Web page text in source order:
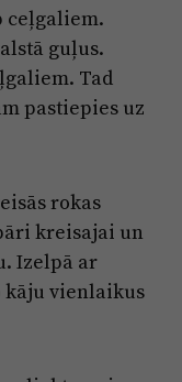
ceļgaliem.
guļus.
Tad
pastiepies uz
rokas
kreisajai un
Izelpā ar
kāju vienlaikus